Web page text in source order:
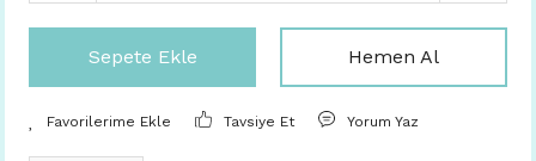
Sepete Ekle Hemen Al
Tavsiye Et Yorum Yaz